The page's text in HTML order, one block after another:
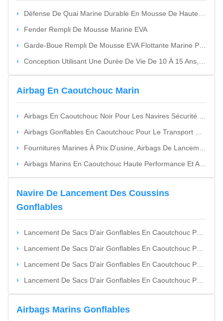
Défense De Quai Marine Durable En Mousse De Hauteur Personnalisée Pour Protéger La Coque Du Navire - Délai De Production De 5 À 10 Jours - Solution De Protection Pour Quais.
Fender Rempli De Mousse Marine EVA
Garde-Boue Rempli De Mousse EVA Flottante Marine Pour La Protection Des Yachts
Conception Utilisant Une Durée De Vie De 10 À 15 Ans, Garde-Boue Marin Cylindrique, Hauteur Personnalisée, Protection Durable Contre Les Chocs Pour Les Ports, Les Quais Et Les Navires
Airbag En Caoutchouc Marin
Airbags En Caoutchouc Noir Pour Les Navires Sécurité Protection Écologique Efficace
Airbags Gonflables En Caoutchouc Pour Le Transport Maritime Dans Les Quais
Fournitures Marines À Prix D'usine, Airbags De Lancement Marins Gonflables En Caoutchouc
Airbags Marins En Caoutchouc Haute Performance Et Autres Fournitures Marines
Navire De Lancement Des Coussins
Gonflables
Lancement De Sacs D'air Gonflables En Caoutchouc Pour Navires
Lancement De Sacs D'air Gonflables En Caoutchouc Pour Navires
Lancement De Sacs D'air Gonflables En Caoutchouc Pour Navires
Lancement De Sacs D'air Gonflables En Caoutchouc Pour Navires
Airbags Marins Gonflables